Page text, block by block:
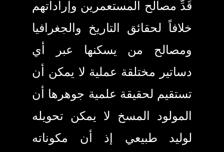
قَدِّ مصالح المستعمرين وإراداتهم
خلافاً لحقائق التاريخ والجغرافيا
ومصالح من يسكنها عبر أي
دساتير مختلقة عملية لا يمكن أن
تستقيم لحقيقة علمية جوهرها أن
المولود المسخ لا يمكن تحويله
لوليد طبيعي إذ أن مكوناته